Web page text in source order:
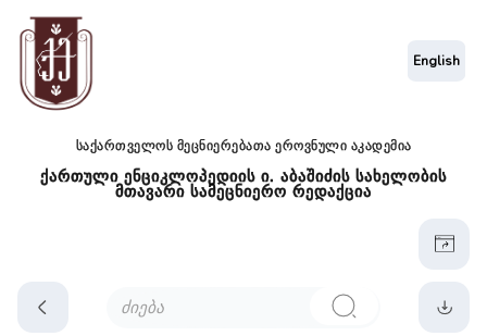
საქართველოს მეცნიერებათა ეროვნული აკადემია
ქართული ენციკლოპედიის ი. აბაშიძის სახელობის
მთავარი სამეცნიერო რედაქცია
English